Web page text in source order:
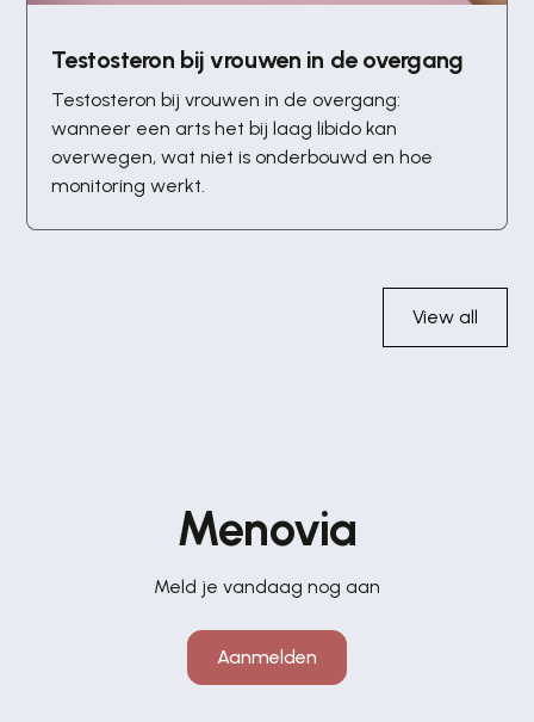
Testosteron bij vrouwen in de overgang
Testosteron bij vrouwen in de overgang:
wanneer een arts het bij laag libido kan
overwegen, wat niet is onderbouwd en hoe
monitoring werkt.
View all
Menovia
Meld je vandaag nog aan
Aanmelden